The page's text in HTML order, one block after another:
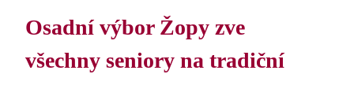
Osadní výbor Žopy zve
všechny seniory na tradiční